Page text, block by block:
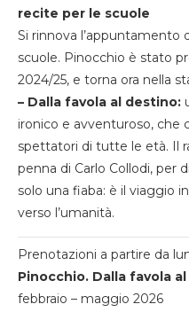
recite per le scuole
Si rinnova l’appuntamento
scuole. Pinocchio è stato
2024/25, e torna ora nella
– Dalla favola al destino:
ironico e avventuroso, che
spettatori di tutte le età. Il
penna di Carlo Collodi, per
solo una fiaba: è il viaggio
verso l’umanità.
Prenotazioni a partire da
Pinocchio. Dalla favola
febbraio – maggio 2026